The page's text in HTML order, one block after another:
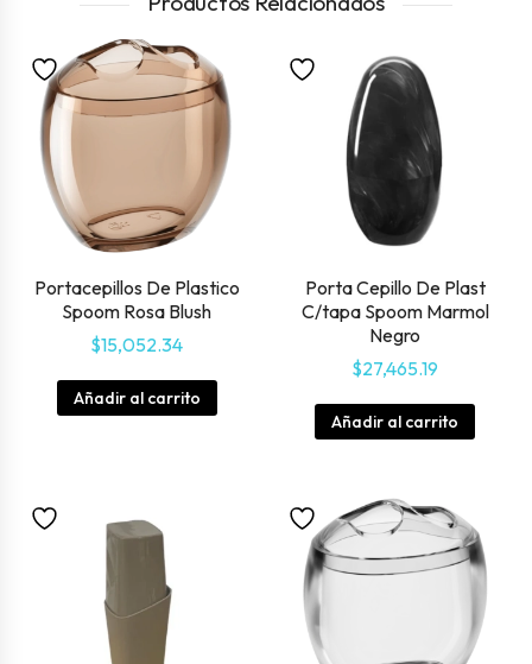
Portacepillos De Plastico
Spoom Rosa Blush
$15,052.34
Añadir al carrito
Porta Cepillo De Plast
C/tapa Spoom Marmol
Negro
$27,465.19
Añadir al carrito